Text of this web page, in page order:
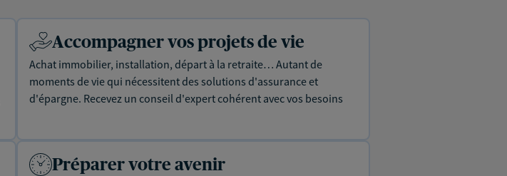
Accompagner vos projets de vie
Achat immobilier, installation, départ à la retraite… Autant de
moments de vie qui nécessitent des solutions d'assurance et
d'épargne. Recevez un conseil d'expert cohérent avec vos besoins
Préparer votre avenir